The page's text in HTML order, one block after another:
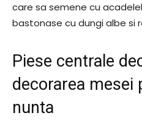
care sa semene cu
bastonase cu dungi albe si
Piese centrale
decorarea mesei
nunta